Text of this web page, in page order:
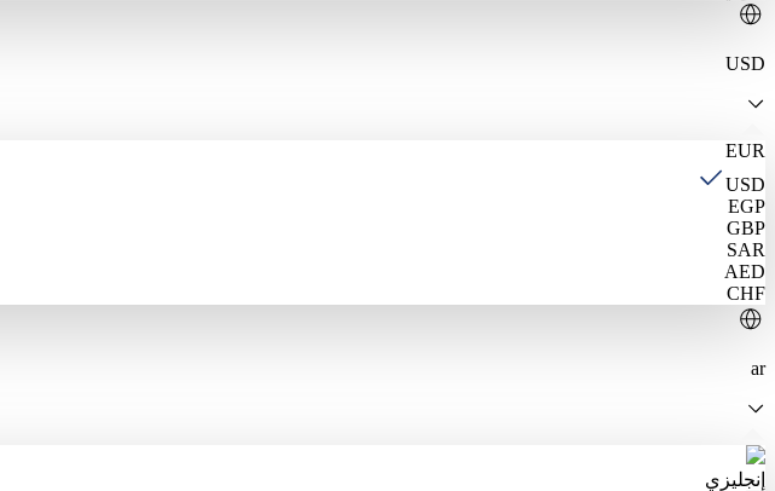
USD
EUR
USD
EGP
GBP
SAR
AED
CHF
ar
إنجليزي